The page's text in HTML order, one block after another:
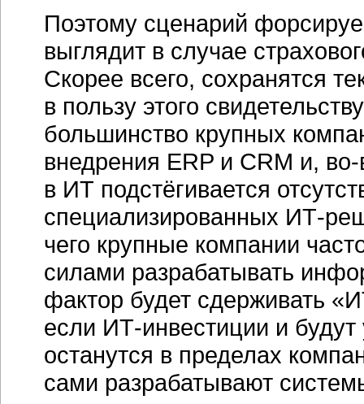
Поэтому сценарий
выглядит в случае
Скорее всего, сохранятся
в пользу этого
большинство крупных
внедрения ERP и CRM и,
в ИТ подстёгивается
специализированных ИТ-
чего крупные компании
силами разрабатывать
фактор будет сдерживать
если ИТ-инвестиции и
останутся в пределах
сами разрабатывают